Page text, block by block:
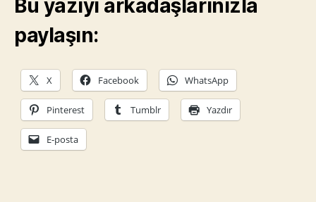
Bu yazıyı arkadaşlarınızla
paylaşın:
X Facebook WhatsApp
Pinterest Tumblr Yazdır
E-posta